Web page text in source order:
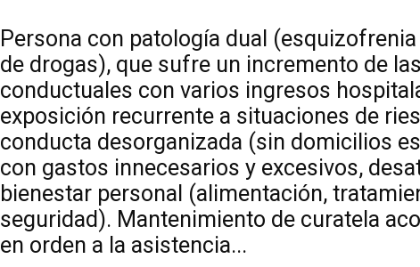
Persona con patología dual
de drogas), que sufre un incremento de
conductuales con varios ingresos
exposición recurrente a situaciones de
conducta desorganizada (sin domicilios
con gastos innecesarios y excesivos,
bienestar personal (alimentación,
seguridad). Mantenimiento de curatela
en orden a la asistencia...